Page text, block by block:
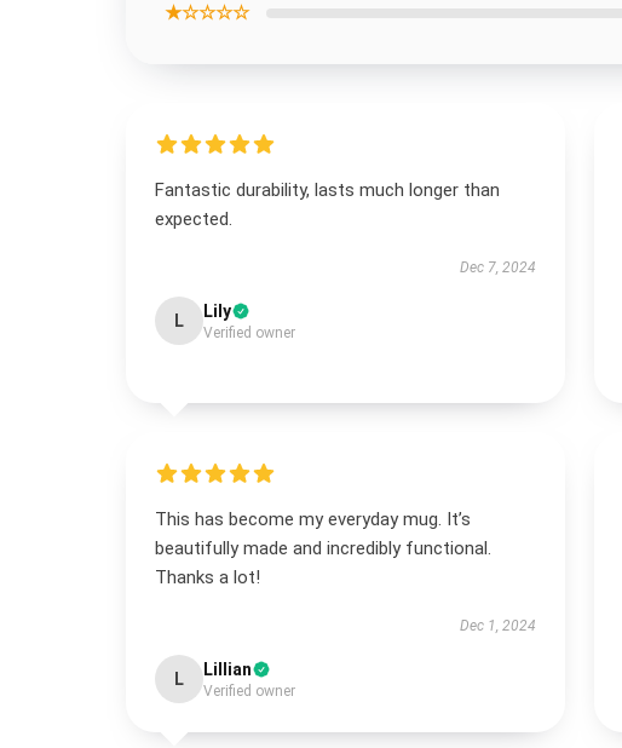
★☆☆☆☆
Fantastic durability, lasts much longer than
expected.
Dec 7, 2024
L Lily
Verified owner
This has become my everyday mug. It’s
beautifully made and incredibly functional.
Thanks a lot!
Dec 1, 2024
L Lillian
Verified owner